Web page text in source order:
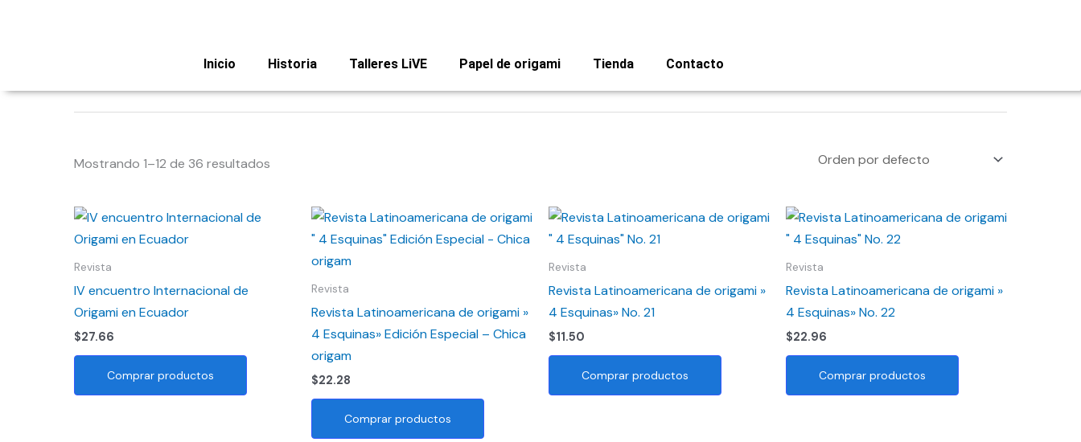
Inicio Historia Talleres LiVE Papel de origami Tienda Contacto
Revista
Mostrando 1–12 de 36 resultados
Revista
IV encuentro Internacional de
Origami en Ecuador
$27.66
Comprar productos
Revista
Revista Latinoamericana de origami »
4 Esquinas» Edición Especial – Chica
origam
$22.28
Comprar productos
Revista
Revista Latinoamericana de origami »
4 Esquinas» No. 21
$11.50
Comprar productos
Revista
Revista Latinoamericana de origami »
4 Esquinas» No. 22
$22.96
Comprar productos